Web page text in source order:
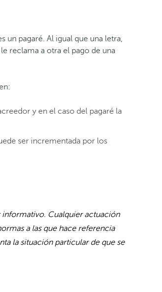
un pagaré. Al igual que una letra,
reclama a otra el pago de una
y en el caso del pagaré la
ser incrementada por los
Cualquier actuación
a las que hace referencia
la situación particular de que se